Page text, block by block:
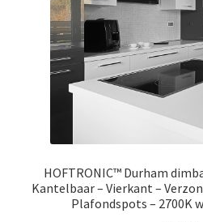
HOFTRONIC™ Durham
Kantelbaar – Vierkant –
Plafondspots – 2700K